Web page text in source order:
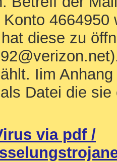
4664950
diese zu
Iim
Datei die
via pdf /